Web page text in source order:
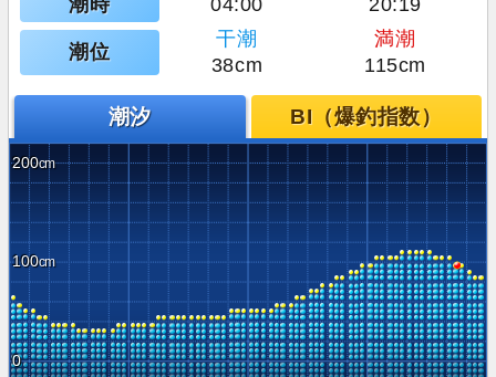
潮位
干潮
満潮
38cm
115cm
潮汐 BI（爆釣指数）
200
100
0